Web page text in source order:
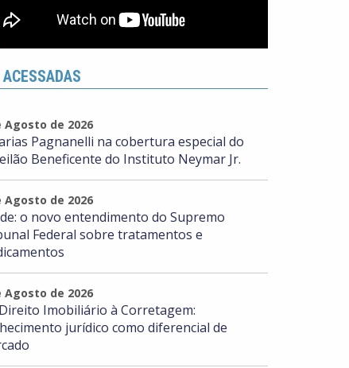
Agosto de 2026
Pagnanelli na cobertura especial do
Beneficente do Instituto Neymar Jr.
Agosto de 2026
o novo entendimento do Supremo
Federal sobre tratamentos e
Agosto de 2026
Imobiliário à Corretagem:
jurídico como diferencial de